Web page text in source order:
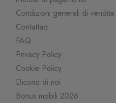
Condizioni generali di vendita
Contattaci
FAQ
Privacy Policy
Cookie Policy
Dicono di noi
Bonus mobili 2026